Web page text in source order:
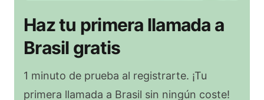
Haz tu primera llamada a
Brasil gratis
1 minuto de prueba al registrarte. ¡Tu
primera llamada a Brasil sin ningún coste!